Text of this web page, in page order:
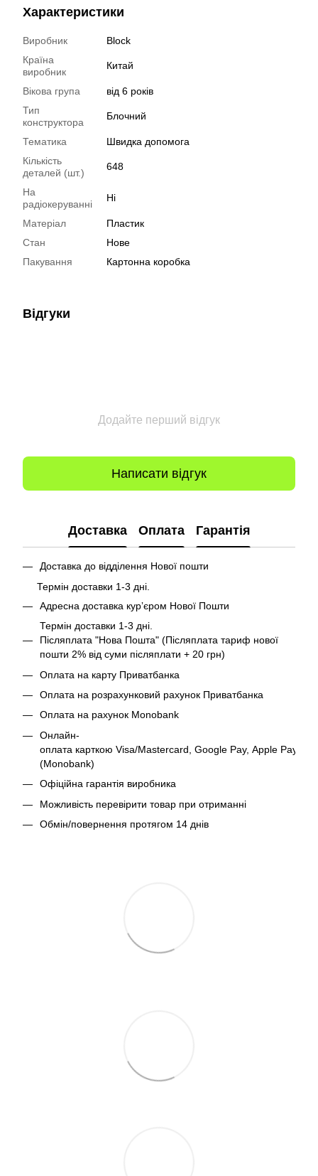
Характеристики
Виробник
Block
Країна
виробник
Китай
Вікова група
від 6 років
Тип
конструктора
Блочний
Тематика
Швидка допомога
Кількість
деталей (шт.)
648
На
радіокеруванні
Ні
Матеріал
Пластик
Стан
Нове
Пакування
Картонна коробка
Відгуки
Додайте перший відгук
Написати відгук
Доставка Оплата Гарантія
Доставка до відділення Нової пошти
Термін доставки 1-3 дні.
Адресна доставка курʼєром Нової Пошти
Термін доставки 1-3 дні.
Післяплата "Нова Пошта" (Післяплата тариф нової
пошти 2% від суми післяплати + 20 грн)
Оплата на карту Приватбанка
Оплата на розрахунковий рахунок Приватбанка
Оплата на рахунок Monobank
Онлайн-
оплата карткою Visa/Mastercard, Google Pay, Apple Pay
(Monobank)
Офіційна гарантія виробника
Можливість перевірити товар при отриманні
Обмін/повернення протягом 14 днів